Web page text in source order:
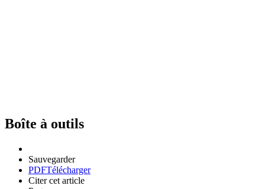
Boîte à outils
Sauvegarder
PDFTélécharger
Citer cet article